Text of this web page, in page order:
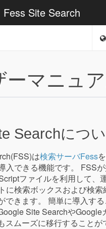
Fess Site Search
ーマニュ
Searchにつ
は検索サーバFess
入できる機能です。 FSS
ファイルを利用して、
に検索ボックスおよび検索
できます。 簡単に導入す
Site SearchやGoogle
スムーズに移行することが